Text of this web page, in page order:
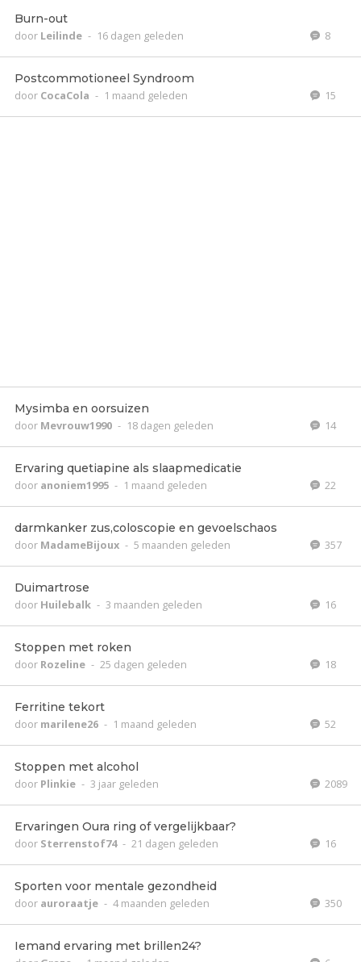
Burn-out
door Leilinde - 16 dagen geleden 8
Postcommotioneel Syndroom
door CocaCola - 1 maand geleden 15
Mysimba en oorsuizen
door Mevrouw1990 - 18 dagen geleden 14
Ervaring quetiapine als slaapmedicatie
door anoniem1995 - 1 maand geleden 22
darmkanker zus,coloscopie en gevoelschaos
door MadameBijoux - 5 maanden geleden 357
Duimartrose
door Huilebalk - 3 maanden geleden 16
Stoppen met roken
door Rozeline - 25 dagen geleden 18
Ferritine tekort
door marilene26 - 1 maand geleden 52
Stoppen met alcohol
door Plinkie - 3 jaar geleden 2089
Ervaringen Oura ring of vergelijkbaar?
door Sterrenstof74 - 21 dagen geleden 16
Sporten voor mentale gezondheid
door auroraatje - 4 maanden geleden 350
Iemand ervaring met brillen24?